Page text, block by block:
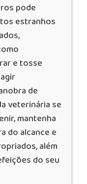
pode
estranhos
e tosse
de
veterinária se
mantenha
do alcance e
além
do seu